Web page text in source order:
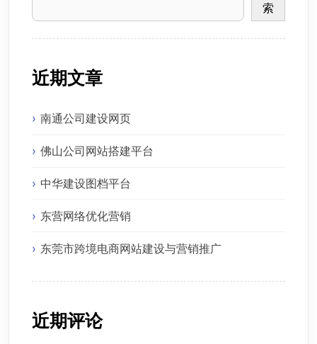
索
近期文章
南通公司建设网页
佛山公司网站搭建平台
中华建设图档平台
东营网络优化营销
东莞市跨境电商网站建设与营销推广
近期评论